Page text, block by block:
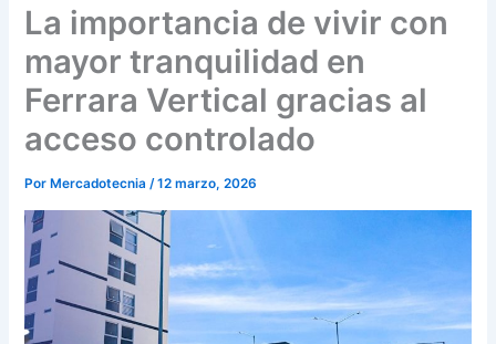
La importancia de vivir con
mayor tranquilidad en
Ferrara Vertical gracias al
acceso controlado
Por Mercadotecnia/12 marzo, 2026